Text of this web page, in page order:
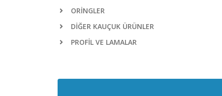
ORİNGLER
DİĞER KAUÇUK ÜRÜNLER
PROFİL VE LAMALAR